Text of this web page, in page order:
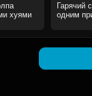
хуями
Гарячий
одним